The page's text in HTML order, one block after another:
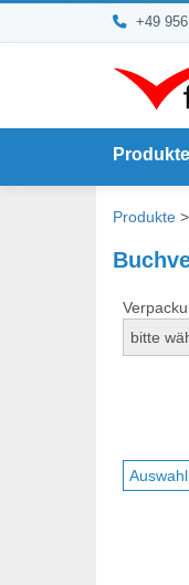
+49
Produkte
Produkte >